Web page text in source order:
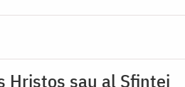
Hristos sau al Sfintei